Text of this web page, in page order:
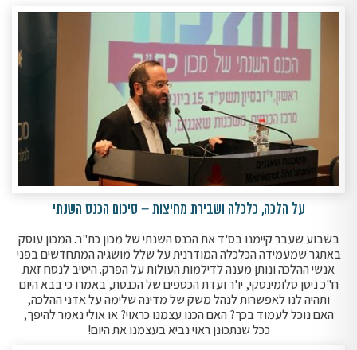
על הלכה, כלכלה ושבירת מחיצות – סיכום הכנס השנתי
בשבוע שעבר קיימנו בס'ד את הכנס השנתי של מכון כת"ר. המכון עוסק
באתגר שמעמידה הכלכלה המודרנית על שלל מושגיה המתחדשים בפני
אנשי ההלכה ונותן מענה לדילמות העולות על הפרק. היטיב לנסח זאת
ח"כ ניסן סלומינסקי, יו'ר ועדת הכספים של הכנסת, באמרו כי בבא היום
ותהיה לנו לאפשרות לנהל משק של מדינה שלימה על אדני ההלכה,
האם נוכל לעמוד בכך? האם הכנו עצמנו כראוי? או אולי נאמר להיפך,
ככל שנתכונן ראוי נביא בעצמנו את היום!